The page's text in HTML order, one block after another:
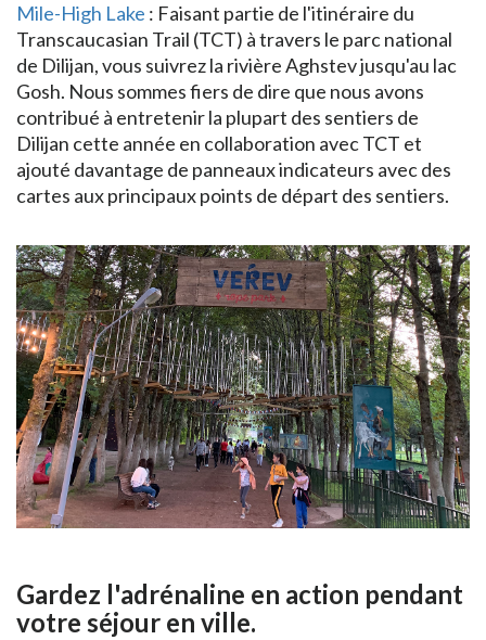
Mile-High Lake : Faisant partie de l'itinéraire du
Transcaucasian Trail (TCT) à travers le parc national
de Dilijan, vous suivrez la rivière Aghstev jusqu'au lac
Gosh. Nous sommes fiers de dire que nous avons
contribué à entretenir la plupart des sentiers de
Dilijan cette année en collaboration avec TCT et
ajouté davantage de panneaux indicateurs avec des
cartes aux principaux points de départ des sentiers.
Gardez l'adrénaline en action pendant
votre séjour en ville.